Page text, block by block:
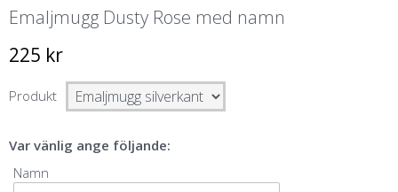
Emaljmugg Dusty Rose med namn
225 kr
Produkt
Var vänlig ange följande:
Namn